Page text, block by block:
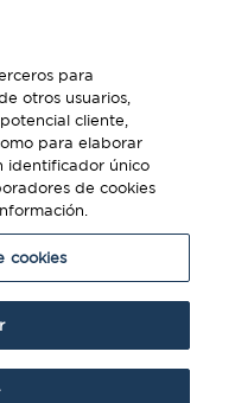
saber sobre
para
otros usuarios,
cliente,
para elaborar
identificador único
de cookies
cookies